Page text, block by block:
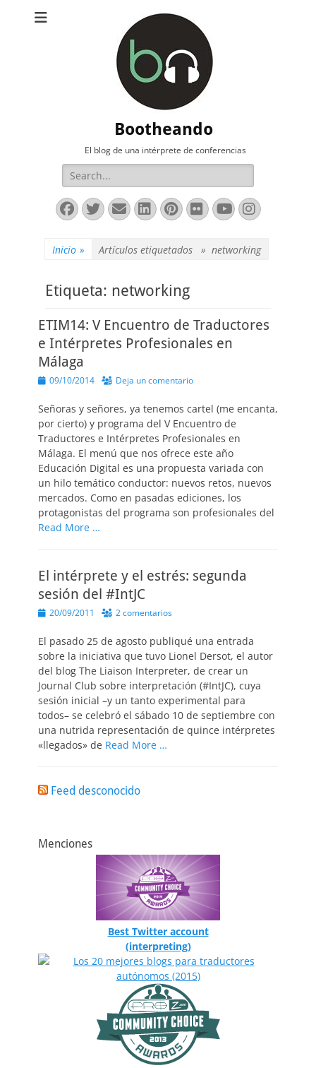
Bootheando
El blog de una intérprete de conferencias
Buscar:
Facebook
Twitter
Correo
electrónico
LinkedIn
Pinterest
FlickrYouTube
Inicio » Artículos etiquetados » networking
Etiqueta: networking
ETIM14: V Encuentro de Traductores
e Intérpretes Profesionales en
Málaga
Publicado
09/10/2014 Deja un comentario
Señoras y señores, ya tenemos cartel (me encanta,
por cierto) y programa del V Encuentro de
Traductores e Intérpretes Profesionales en
Málaga. El menú que nos ofrece este año
Educación Digital es una propuesta variada con
un hilo temático conductor: nuevos retos, nuevos
mercados. Como en pasadas ediciones, los
protagonistas del programa son profesionales del
Read More …
El intérprete y el estrés: segunda
sesión del #IntJC
Publicado
20/09/2011 2 comentarios
El pasado 25 de agosto publiqué una entrada
sobre la iniciativa que tuvo Lionel Dersot, el autor
del blog The Liaison Interpreter, de crear un
Journal Club sobre interpretación (#IntJC), cuya
sesión inicial –y un tanto experimental para
todos– se celebró el sábado 10 de septiembre con
una nutrida representación de quince intérpretes
«llegados» de Read More …
Feed desconocido
Menciones
Best Twitter account
(interpreting)